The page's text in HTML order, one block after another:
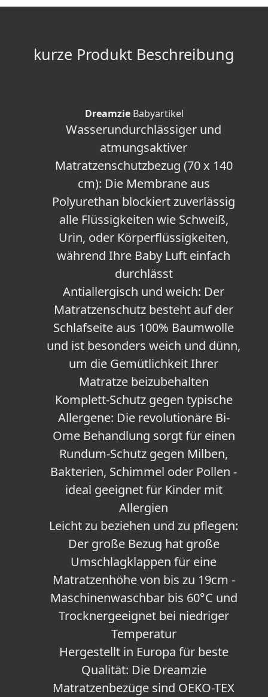
kurze Produkt Beschreibung
DreamzieBabyartikel
Wasserundurchlässiger und
atmungsaktiver
Matratzenschutzbezug (70 x 140
cm): Die Membrane aus
Polyurethan blockiert zuverlässig
alle Flüssigkeiten wie Schweiß,
Urin, oder Körperflüssigkeiten,
während Ihre Baby Luft einfach
durchlässt
Antiallergisch und weich: Der
Matratzenschutz besteht auf der
Schlafseite aus 100% Baumwolle
und ist besonders weich und dünn,
um die Gemütlichkeit Ihrer
Matratze beizubehalten
Komplett-Schutz gegen typische
Allergene: Die revolutionäre Bi-
Ome Behandlung sorgt für einen
Rundum-Schutz gegen Milben,
Bakterien, Schimmel oder Pollen -
ideal geeignet für Kinder mit
Allergien
Leicht zu beziehen und zu pflegen:
Der große Bezug hat große
Umschlagklappen für eine
Matratzenhöhe von bis zu 19cm -
Maschinenwaschbar bis 60°C und
Trocknergeeignet bei niedriger
Temperatur
Hergestellt in Europa für beste
Qualität: Die Dreamzie
Matratzenbezüge sind OEKO-TEX